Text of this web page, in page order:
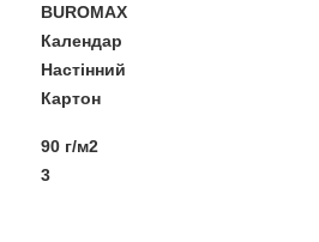
BUROMAX
Календар
Настінний
Картон
90 г/м2
3